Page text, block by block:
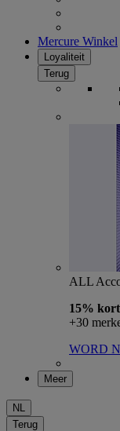
Mercure Winkel
Loyaliteit
Terug
ALL
15%
+30
WORD
Meer
NL
Terug